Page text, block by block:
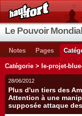
Le Pouvoir
Notes Pages
Catégorie > le-projet-
28/06/2012
Plus d'un tiers des
Attention à une
supposée attaque